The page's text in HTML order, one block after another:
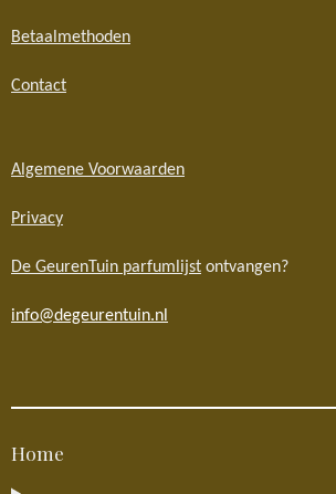
Betaalmethoden
Contact
Algemene Voorwaarden
Privacy
De GeurenTuin parfumlijst ontvangen?
info@degeurentuin.nl
Home